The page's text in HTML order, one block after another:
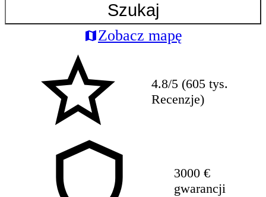
Szukaj
Zobacz mapę
4.8/5 (605 tys.
Recenzje)
3000 €
gwarancji